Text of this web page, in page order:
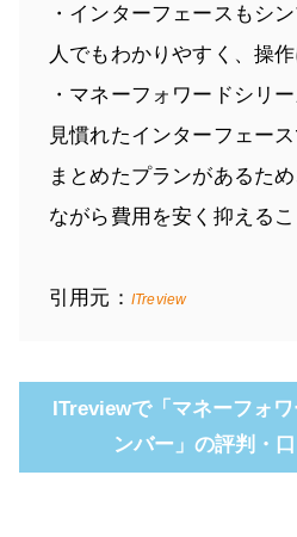
・インターフェースもシ
人でもわかりやすく、操
・マネーフォワードシリ
見慣れたインターフェー
まとめたプランがあるた
ながら費用を安く抑えるこ
引用元： ITreview
ITreviewで「マネーフォ
ンバー」の評判・